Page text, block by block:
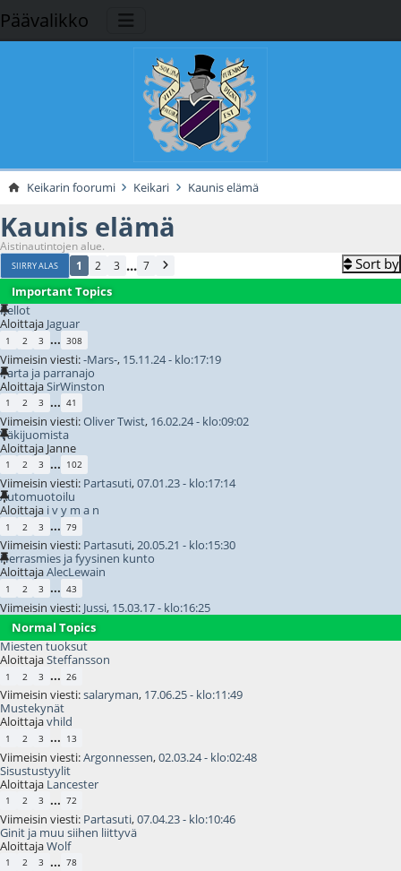
Päävalikko
Keikarin foorumi Keikari Kaunis elämä
Kaunis elämä
Aistinautintojen alue.
SIIRRY ALAS 1 2 3 ... 7 Sort by
Important Topics
Kellot
Aloittaja Jaguar
1 2 3 ... 308
Viimeisin viesti:-Mars-, 15.11.24 - klo:17:19
Parta ja parranajo
Aloittaja SirWinston
1 2 3 ... 41
Viimeisin viesti:Oliver Twist, 16.02.24 - klo:09:02
Väkijuomista
Aloittaja Janne
1 2 3 ... 102
Viimeisin viesti: Partasuti,07.01.23 - klo:17:14
Automuotoilu
Aloittaja i v y m a n
1 2 3 ... 79
Viimeisin viesti: Partasuti,20.05.21 - klo:15:30
Herrasmies ja fyysinen kunto
AloittajaAlecLewain
1 2 3 ... 43
Viimeisin viesti: Jussi, 15.03.17 - klo:16:25
Normal Topics
Miesten tuoksut
AloittajaSteffansson
1 2 3 ... 26
Viimeisin viesti:salaryman, 17.06.25 - klo:11:49
Mustekynät
Aloittajavhild
1 2 3 ... 13
Viimeisin viesti:Argonnessen,02.03.24 - klo:02:48
Sisustustyylit
Aloittaja Lancester
1 2 3 ... 72
Viimeisin viesti: Partasuti,07.04.23 - klo:10:46
Ginit ja muu siihen liittyvä
AloittajaWolf
1 2 3 ... 78